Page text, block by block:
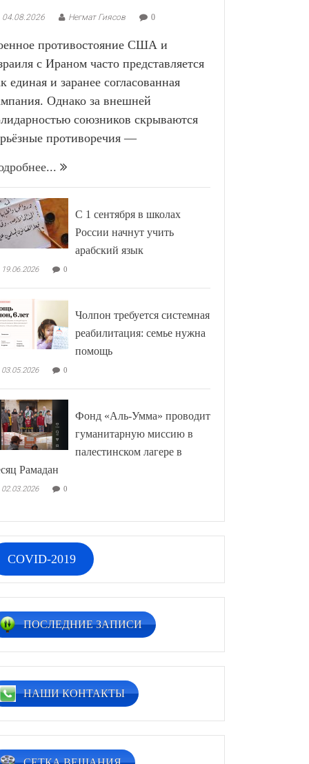
04.08.2026 Негмат Гиясов 0
противостояние США и
с Ираном часто представляется
единая и заранее согласованная
Однако за внешней
союзников скрываются
противоречия —
С 1 сентября в школах
России начнут учить
арабский язык
19.06.2026 0
Чолпон требуется системная
реабилитация: семье нужна
помощь
03.05.2026 0
Фонд «Аль-Умма» проводит
гуманитарную миссию в
палестинском лагере в
Рамадан
02.03.2026 0
COVID-2019
ПОСЛЕДНИЕ ЗАПИСИ
НАШИ КОНТАКТЫ